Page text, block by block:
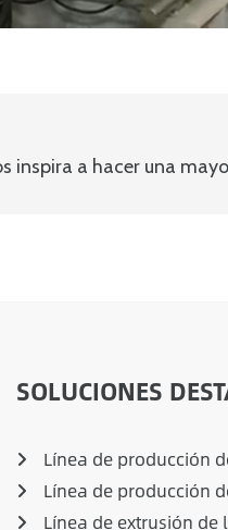
SOLUCIONES
Línea de producción
Línea de producción
Línea de extrusión de